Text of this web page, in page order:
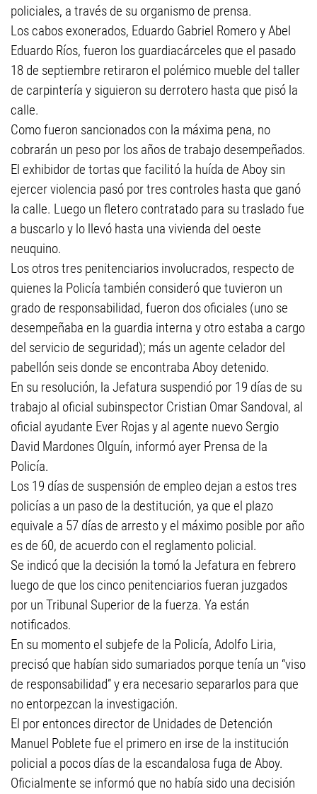
policiales, a través de su organismo de prensa.
Los cabos exonerados, Eduardo Gabriel Romero y Abel
Eduardo Ríos, fueron los guardiacárceles que el pasado
18 de septiembre retiraron el polémico mueble del taller
de carpintería y siguieron su derrotero hasta que pisó la
calle.
Como fueron sancionados con la máxima pena, no
cobrarán un peso por los años de trabajo desempeñados.
El exhibidor de tortas que facilitó la huída de Aboy sin
ejercer violencia pasó por tres controles hasta que ganó
la calle. Luego un fletero contratado para su traslado fue
a buscarlo y lo llevó hasta una vivienda del oeste
neuquino.
Los otros tres penitenciarios involucrados, respecto de
quienes la Policía también consideró que tuvieron un
grado de responsabilidad, fueron dos oficiales (uno se
desempeñaba en la guardia interna y otro estaba a cargo
del servicio de seguridad); más un agente celador del
pabellón seis donde se encontraba Aboy detenido.
En su resolución, la Jefatura suspendió por 19 días de su
trabajo al oficial subinspector Cristian Omar Sandoval, al
oficial ayudante Ever Rojas y al agente nuevo Sergio
David Mardones Olguín, informó ayer Prensa de la
Policía.
Los 19 días de suspensión de empleo dejan a estos tres
policías a un paso de la destitución, ya que el plazo
equivale a 57 días de arresto y el máximo posible por año
es de 60, de acuerdo con el reglamento policial.
Se indicó que la decisión la tomó la Jefatura en febrero
luego de que los cinco penitenciarios fueran juzgados
por un Tribunal Superior de la fuerza. Ya están
notificados.
En su momento el subjefe de la Policía, Adolfo Liria,
precisó que habían sido sumariados porque tenía un “viso
de responsabilidad” y era necesario separarlos para que
no entorpezcan la investigación.
El por entonces director de Unidades de Detención
Manuel Poblete fue el primero en irse de la institución
policial a pocos días de la escandalosa fuga de Aboy.
Oficialmente se informó que no había sido una decisión